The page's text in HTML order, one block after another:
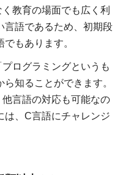
教育の場面でも広く利
言語であるため、初期段
もあります。
ログラミングというも
知ることができます。
言語の対応も可能なの
は、C言語にチャレンジ